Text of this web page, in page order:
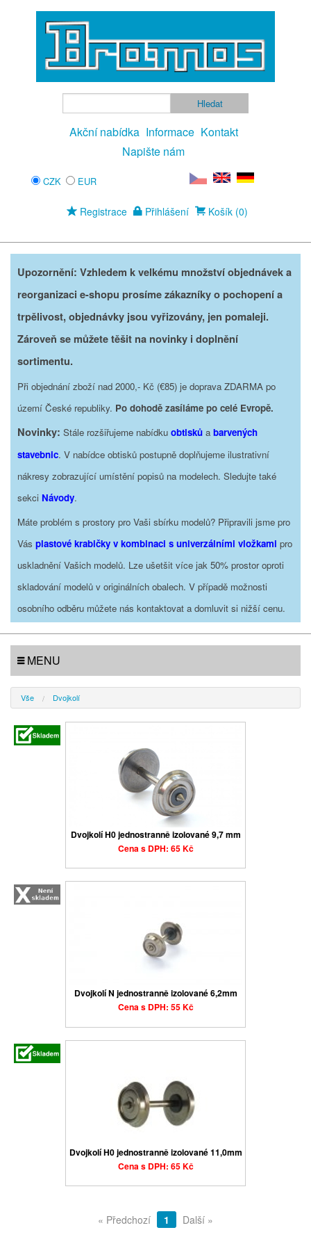
Akční nabídka Informace Kontakt
Napište nám
CZK EUR
Registrace Přihlášení Košík (0)
Upozornění: Vzhledem k velkému množství objednávek a
reorganizaci e-shopu prosíme zákazníky o pochopení a
trpělivost, objednávky jsou vyřizovány, jen pomaleji.
Zároveň se můžete těšit na novinky i doplnění
sortimentu.
Při objednání zboží nad 2000,- Kč (€85) je doprava ZDARMA po
území České republiky. Po dohodě zasíláme po celé Evropě.
Novinky: Stále rozšiřujeme nabídku obtisků a barvených
stavebnic. V nabídce obtisků postupně doplňujeme ilustrativní
nákresy zobrazující umístění popisů na modelech. Sledujte také
sekci Návody.
Máte problém s prostory pro Vaši sbírku modelů? Připravili jsme pro
Vás plastové krabičky v kombinaci s univerzálními vložkami pro
uskladnění Vašich modelů. Lze ušetšit více jak 50% prostor oproti
skladování modelů v originálních obalech. V případě možnosti
osobního odběru můžete nás kontaktovat a domluvit si nižší cenu.
MENU
Vše Dvojkolí
Dvojkolí H0 jednostranně izolované 9,7 mm
Cena s DPH: 65 Kč
Dvojkolí N jednostranně izolované 6,2mm
Cena s DPH: 55 Kč
Dvojkolí H0 jednostranně izolované 11,0mm
Cena s DPH: 65 Kč
« Předchozí 1 Další »